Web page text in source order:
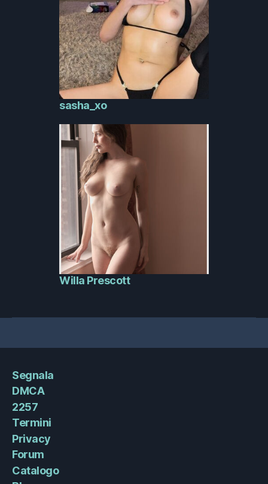
sasha_xo
Willa Prescott
Segnala
DMCA
2257
Termini
Privacy
Forum
Catalogo